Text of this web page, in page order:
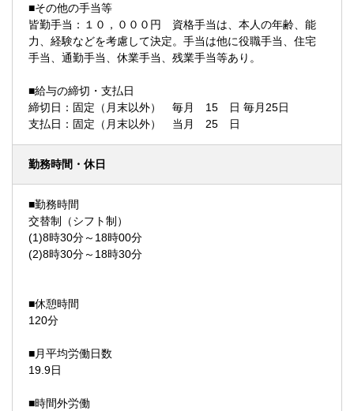
■その他の手当等
皆勤手当：１０，０００円 資格手当は、本人の年齢、能
力、経験などを考慮して決定。手当は他に役職手当、住宅
手当、通勤手当、休業手当、残業手当等あり。
■給与の締切・支払日
締切日：固定（月末以外） 毎月 15 日 毎月25日
支払日：固定（月末以外） 当月 25 日
勤務時間・休日
■勤務時間
交替制（シフト制）
(1)8時30分～18時00分
(2)8時30分～18時30分
■休憩時間
120分
■月平均労働日数
19.9日
■時間外労働